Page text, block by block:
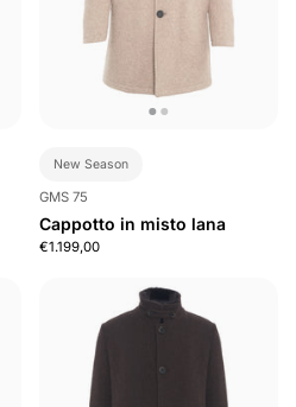
New Season
GMS 75
Cappotto in misto lana
€1.199,00